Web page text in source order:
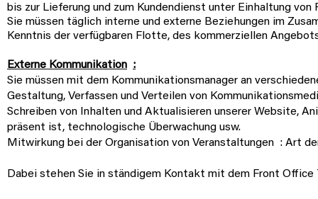
bis zur Lieferung und zum Kundendienst unter Einhaltung von
Sie müssen täglich interne und externe Beziehungen im
Kenntnis der verfügbaren Flotte, des kommerziellen
Externe Kommunikation :
Sie müssen mit dem Kommunikationsmanager an
Gestaltung, Verfassen und Verteilen von
Schreiben von Inhalten und Aktualisieren unserer Website,
präsent ist, technologische Überwachung usw.
Mitwirkung bei der Organisation von Veranstaltungen : Art
Dabei stehen Sie in ständigem Kontakt mit dem Front Office